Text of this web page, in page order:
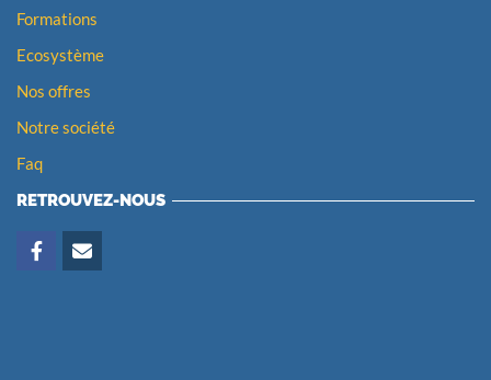
Formations
Ecosystème
Nos offres
Notre société
Faq
RETROUVEZ-NOUS